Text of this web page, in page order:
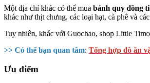
Một địa chỉ khác có thể mua bánh quy đồng
khác như thịt chưng, các loại hạt, cà phê và
Tuy nhiên, khác với Guochao, shop Little
>> Có thể bạn quan tâm: Tổng hợp đồ ăn
Ưu điểm